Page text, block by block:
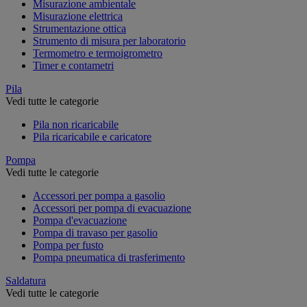
Misurazione ambientale
Misurazione elettrica
Strumentazione ottica
Strumento di misura per laboratorio
Termometro e termoigrometro
Timer e contametri
Pila
Vedi tutte le categorie
Pila non ricaricabile
Pila ricaricabile e caricatore
Pompa
Vedi tutte le categorie
Accessori per pompa a gasolio
Accessori per pompa di evacuazione
Pompa d'evacuazione
Pompa di travaso per gasolio
Pompa per fusto
Pompa pneumatica di trasferimento
Saldatura
Vedi tutte le categorie